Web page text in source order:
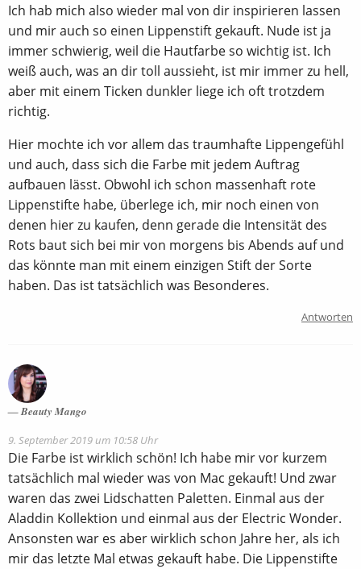
Ich hab mich also wieder mal von dir inspirieren lassen
und mir auch so einen Lippenstift gekauft. Nude ist ja
immer schwierig, weil die Hautfarbe so wichtig ist. Ich
weiß auch, was an dir toll aussieht, ist mir immer zu hell,
aber mit einem Ticken dunkler liege ich oft trotzdem
richtig.
Hier mochte ich vor allem das traumhafte Lippengefühl
und auch, dass sich die Farbe mit jedem Auftrag
aufbauen lässt. Obwohl ich schon massenhaft rote
Lippenstifte habe, überlege ich, mir noch einen von
denen hier zu kaufen, denn gerade die Intensität des
Rots baut sich bei mir von morgens bis Abends auf und
das könnte man mit einem einzigen Stift der Sorte
haben. Das ist tatsächlich was Besonderes.
Antworten
Beauty Mango
9. September 2019 um 10:58 Uhr
Die Farbe ist wirklich schön! Ich habe mir vor kurzem
tatsächlich mal wieder was von Mac gekauft! Und zwar
waren das zwei Lidschatten Paletten. Einmal aus der
Aladdin Kollektion und einmal aus der Electric Wonder.
Ansonsten war es aber wirklich schon Jahre her, als ich
mir das letzte Mal etwas gekauft habe. Die Lippenstifte